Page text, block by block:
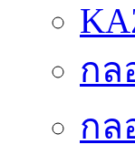
กล
กล